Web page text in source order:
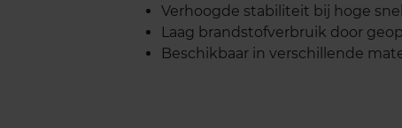
Verhoogde stabiliteit bij hoge
Laag brandstofverbruik door
Beschikbaar in verschillende